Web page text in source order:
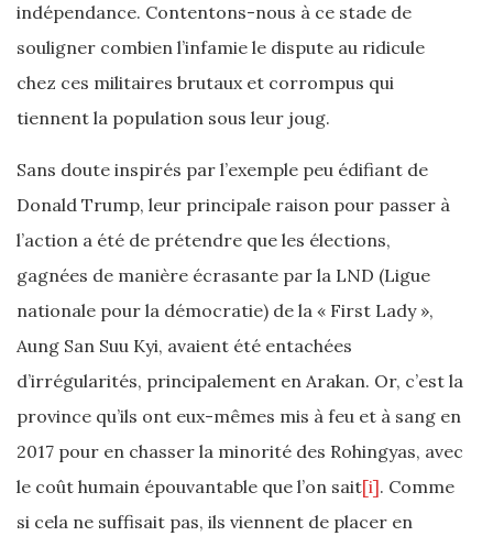
indépendance. Contentons-nous à ce stade de
souligner combien l’infamie le dispute au ridicule
chez ces militaires brutaux et corrompus qui
tiennent la population sous leur joug.
Sans doute inspirés par l’exemple peu édifiant de
Donald Trump, leur principale raison pour passer à
l’action a été de prétendre que les élections,
gagnées de manière écrasante par la LND (Ligue
nationale pour la démocratie) de la « First Lady »,
Aung San Suu Kyi, avaient été entachées
d’irrégularités, principalement en Arakan. Or, c’est la
province qu’ils ont eux-mêmes mis à feu et à sang en
2017 pour en chasser la minorité des Rohingyas, avec
le coût humain épouvantable que l’on sait[i]. Comme
si cela ne suffisait pas, ils viennent de placer en